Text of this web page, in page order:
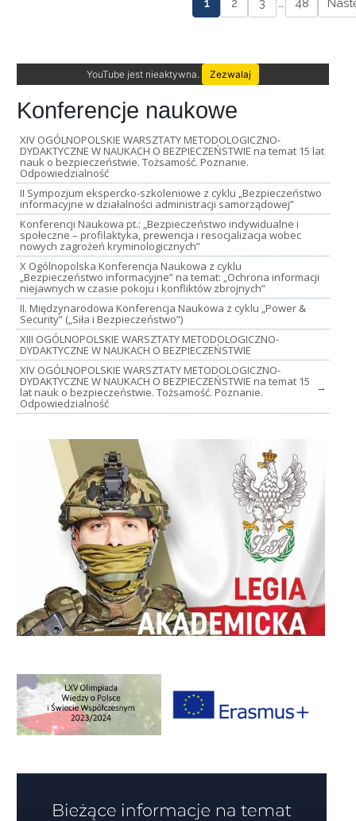
1 2 3 … 48
YouTube jest nieaktywna. Zezwalaj
Konferencje naukowe
XIV OGÓLNOPOLSKIE WARSZTATY METODOLOGICZNO-
DYDAKTYCZNE W NAUKACH O BEZPIECZEŃSTWIE na temat 15 lat
nauk o bezpieczeństwie. Tożsamość. Poznanie.
Odpowiedzialność
II Sympozjum ekspercko-szkoleniowe z cyklu „Bezpieczeństwo
informacyjne w działalności administracji samorządowej”
Konferencji Naukowa pt.: „Bezpieczeństwo indywidualne i
społeczne – profilaktyka, prewencja i resocjalizacja wobec
nowych zagrożeń kryminologicznych”
X Ogólnopolska Konferencja Naukowa z cyklu
„Bezpieczeństwo informacyjne” na temat: „Ochrona informacji
niejawnych w czasie pokoju i konfliktów zbrojnych”
II. Międzynarodowa Konferencja Naukowa z cyklu „Power &
Security” („Siła i Bezpieczeństwo”)
XIII OGÓLNOPOLSKIE WARSZTATY METODOLOGICZNO-
DYDAKTYCZNE W NAUKACH O BEZPIECZEŃSTWIE
XIV OGÓLNOPOLSKIE WARSZTATY METODOLOGICZNO-
DYDAKTYCZNE W NAUKACH O BEZPIECZEŃSTWIE na temat 15
lat nauk o bezpieczeństwie. Tożsamość. Poznanie.
Odpowiedzialność
→